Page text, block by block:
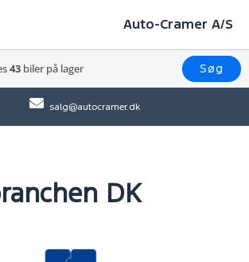
Auto-Cramer A/S
43 biler på lager Søg
 salg@autocramer.dk
DK